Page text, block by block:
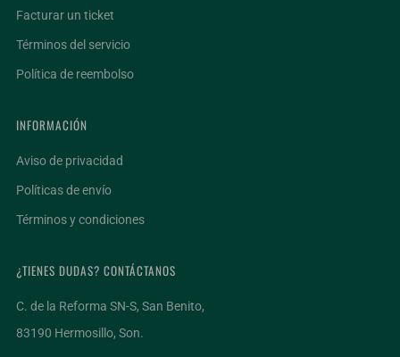
Facturar un ticket
Términos del servicio
Política de reembolso
INFORMACIÓN
Aviso de privacidad
Políticas de envío
Términos y condiciones
¿TIENES DUDAS? CONTÁCTANOS
C. de la Reforma SN-S, San Benito,
83190 Hermosillo, Son.